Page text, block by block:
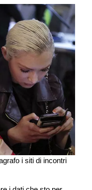
i siti di incontri